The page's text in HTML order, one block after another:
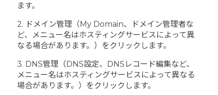
ます。
2. ドメイン管理（My Domain、ドメイン管理者な
ど、メニュー名はホスティングサービスによって異
なる場合があります。）をクリックします。
3. DNS管理（DNS設定、DNSレコード編集など、
メニュー名はホスティングサービスによって異なる
場合があります。）をクリックします。